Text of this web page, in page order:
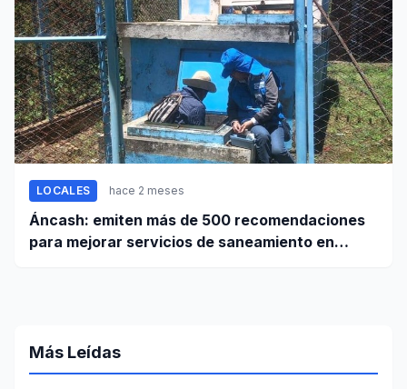
LOCALES hace 2 meses
Áncash: emiten más de 500 recomendaciones
para mejorar servicios de saneamiento en
Más Leídas